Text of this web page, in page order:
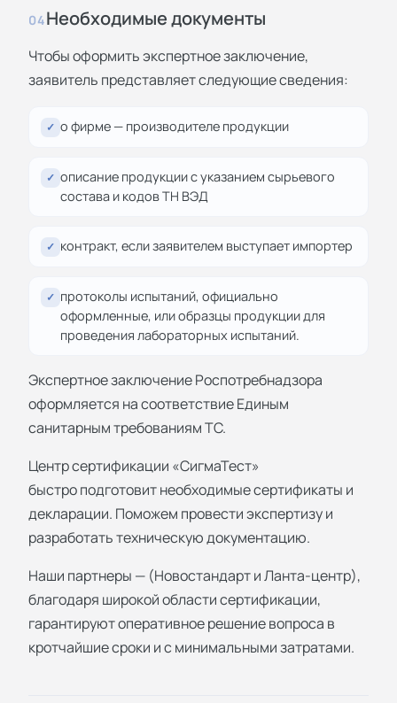
04Необходимые документы
Чтобы оформить экспертное заключение,
заявитель представляет следующие сведения:
✓ о фирме — производителе продукции
✓ описание продукции с указанием сырьевого
состава и кодов ТН ВЭД
✓ контракт, если заявителем выступает импортер
✓ протоколы испытаний, официально
оформленные, или образцы продукции для
проведения лабораторных испытаний.
Экспертное заключение Роспотребнадзора
оформляется на соответствие Единым
санитарным требованиям ТС.
Центр сертификации «СигмаТест»
быстро подготовит необходимые сертификаты и
декларации. Поможем провести экспертизу и
разработать техническую документацию.
Наши партнеры — (Новостандарт и Ланта-центр),
благодаря широкой области сертификации,
гарантируют оперативное решение вопроса в
кротчайшие сроки и с минимальными затратами.